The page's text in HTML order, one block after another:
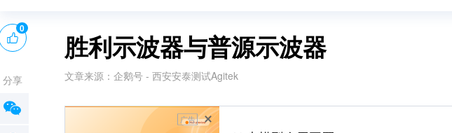
胜利示波器与普源示波器
文章来源： 企鹅号 - 西安安泰测试Agitek
广告
0
分享